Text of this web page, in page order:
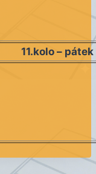
11.kolo –